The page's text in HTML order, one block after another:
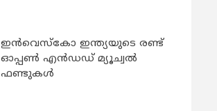
ഇന്‍വെസ്കോ ഇന്ത്യയുടെ രണ്ട്
ഓപ്പണ്‍ എന്‍ഡഡ് മ്യൂച്വല്‍
ഫണ്ടുകള്‍